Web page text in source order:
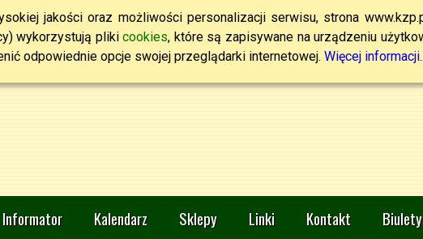
jakości oraz możliwości personalizacji serwisu, strona
wykorzystują plikicookies, które są zapisywane na urządzeniu
odpowiednie opcje swojej przeglądarki internetowej. Więcej
Informator Kalendarz Sklepy Linki Kontakt